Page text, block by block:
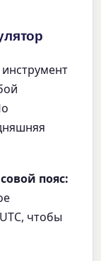
пояс:
чтобы